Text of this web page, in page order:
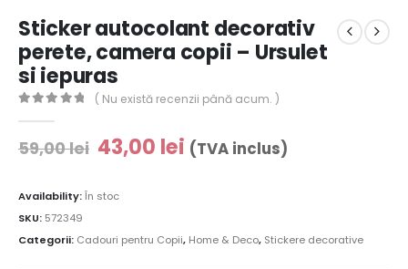
Sticker autocolant decorativ
perete, camera copii – Ursulet
si iepuras
( Nu există recenzii până acum. )
59,00lei 43,00 lei (TVA inclus)
Availability:În stoc
SKU: 572349
Categorii: Cadouri pentru Copii, Home & Deco, Stickere decorative